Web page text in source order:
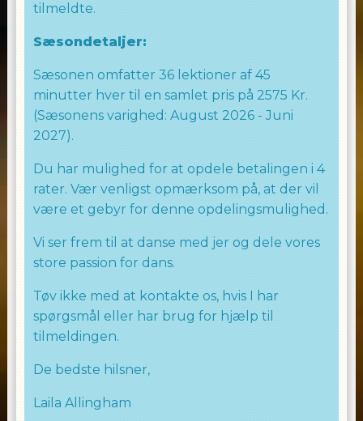
tilmeldte.
Sæsondetaljer:
Sæsonen omfatter 36 lektioner af 45
minutter hver til en samlet pris på 2575 Kr.
(Sæsonens varighed: August 2026 - Juni
2027).
Du har mulighed for at opdele betalingen i 4
rater. Vær venligst opmærksom på, at der vil
være et gebyr for denne opdelingsmulighed.
Vi ser frem til at danse med jer og dele vores
store passion for dans.
Tøv ikke med at kontakte os, hvis I har
spørgsmål eller har brug for hjælp til
tilmeldingen.
De bedste hilsner,
Laila Allingham